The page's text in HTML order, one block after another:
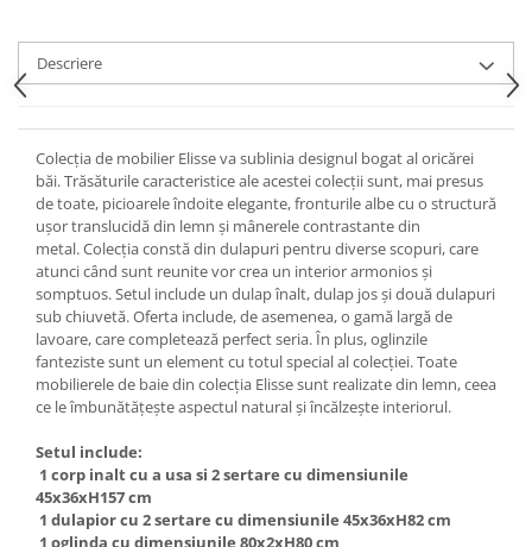
Descriere
Colecția de mobilier Elisse va sublinia designul bogat al oricărei
băi. Trăsăturile caracteristice ale acestei colecții sunt, mai presus
de toate, picioarele îndoite elegante, fronturile albe cu o structură
ușor translucidă din lemn și mânerele contrastante din
metal. Colecția constă din dulapuri pentru diverse scopuri, care
atunci când sunt reunite vor crea un interior armonios și
somptuos. Setul include un dulap înalt, dulap jos și două dulapuri
sub chiuvetă. Oferta include, de asemenea, o gamă largă de
lavoare, care completează perfect seria. În plus, oglinzile
fanteziste sunt un element cu totul special al colecției. Toate
mobilierele de baie din colecția Elisse sunt realizate din lemn, ceea
ce le îmbunătățește aspectul natural și încălzește interiorul.
Setul include:
1 corp inalt cu a usa si 2 sertare cu dimensiunile
45x36xH157 cm
1 dulapior cu 2 sertare cu dimensiunile 45x36xH82 cm
1 oglinda cu dimensiunile 80x2xH80 cm